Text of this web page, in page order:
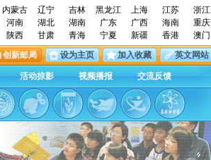
内蒙古 辽宁 吉林 黑龙江 上海 江苏
浙江
河南 湖北 湖南 广东 广西 海南
重庆
陕西 甘肃 青海 宁夏 新疆 香港
澳门
创新邮局 设为主页 加入收藏 英文网站
活动掠影 视频播报 交流反馈